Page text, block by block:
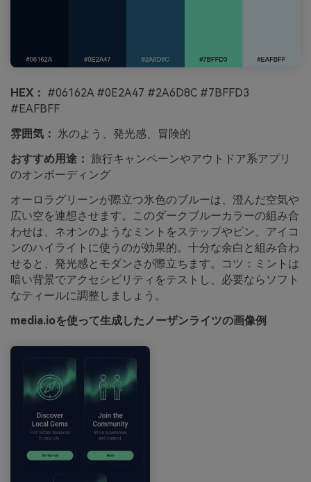
HEX： #06162A #0E2A47 #2A6D8C #7BFFD3
#EAFBFF
雰囲気： 氷のよう、発光感、冒険的
おすすめ用途： 旅行キャンペーンやアウトドア系アプリ
のオンボーディング
オーロラグリーンが際立つ氷色のブルーは、澄んだ空気や
広い空を連想させます。このダークブルーカラーの組み合
わせは、ネオンのようなミントをステップやピン、アイコ
ンのハイライトに使うのが効果的。十分な余白と組み合わ
せると、発光感とモダンさが際立ちます。コツ：ミントは
暗い背景でアクセシビリティをテストし、必要ならソフト
なティールに調整しましょう。
media.ioを使って生成したノーザンライツの画像例